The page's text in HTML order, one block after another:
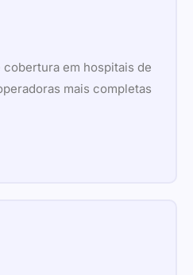
em hospitais de
mais completas